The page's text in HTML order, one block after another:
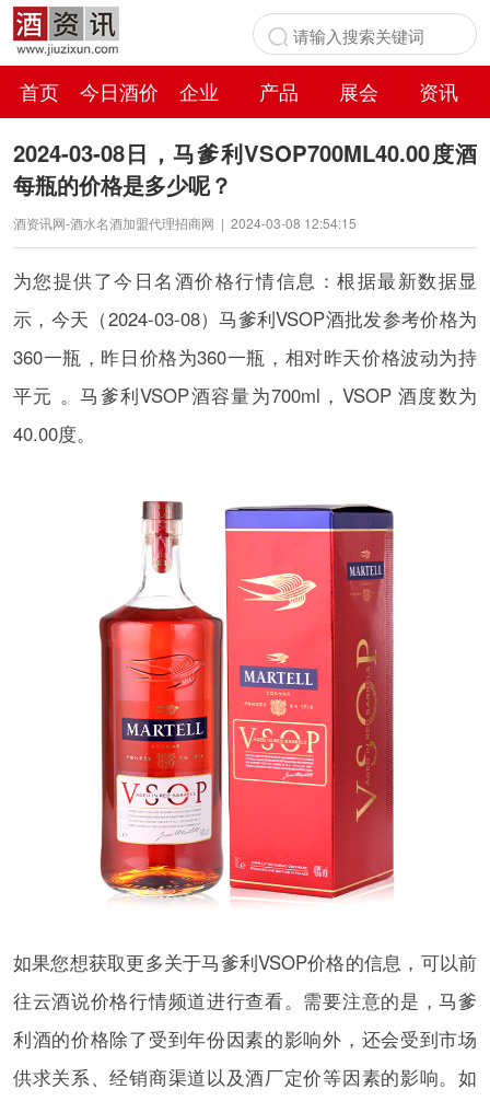
首页 今日酒价 企业 产品 展会
资讯
百科
2024-03-08日，马爹利VSOP700ML40.00度酒
每瓶的价格是多少呢？
酒资讯网-酒水名酒加盟代理招商网 | 2024-03-08 12:54:15
为您提供了今日名酒价格行情信息：根据最新数据显
示，今天（2024-03-08）马爹利VSOP酒批发参考价格为
360一瓶，昨日价格为360一瓶，相对昨天价格波动为持
平元 。马爹利VSOP酒容量为700ml，VSOP 酒度数为
40.00度。
如果您想获取更多关于马爹利VSOP价格的信息，可以前
往云酒说价格行情频道进行查看。需要注意的是，马爹
利酒的价格除了受到年份因素的影响外，还会受到市场
供求关系、经销商渠道以及酒厂定价等因素的影响。如